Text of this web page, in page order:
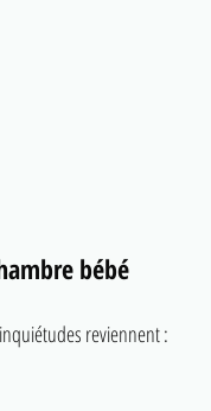
bébé
reviennent :